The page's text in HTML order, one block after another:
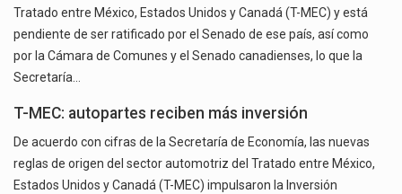
Tratado entre México, Estados Unidos y Canadá (T-MEC) y está
pendiente de ser ratificado por el Senado de ese país, así como
por la Cámara de Comunes y el Senado canadienses, lo que la
Secretaría…
T-MEC: autopartes reciben más inversión
De acuerdo con cifras de la Secretaría de Economía, las nuevas
reglas de origen del sector automotriz del Tratado entre México,
Estados Unidos y Canadá (T-MEC) impulsaron la Inversión